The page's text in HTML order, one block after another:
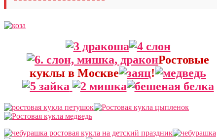
Ростовые
куклы в Москве
!